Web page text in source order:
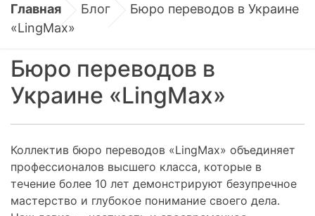
Главная Блог Бюро переводов в Украине
«LingMax»
Бюро переводов в
Украине «LingMax»
Коллектив бюро переводов «LingMax» объединяет
профессионалов высшего класса, которые в
течение более 10 лет демонстрируют безупречное
мастерство и глубокое понимание своего дела.